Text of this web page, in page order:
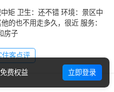
费权益 立即登录
矩 卫生：还不错 环境：景区中
的也不用走多久，很近 服务：
房子
住客点评